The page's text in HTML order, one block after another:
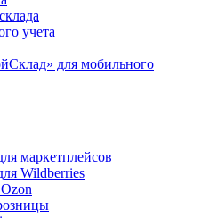
учета
для мобильного
маркетплейсов
Wildberries